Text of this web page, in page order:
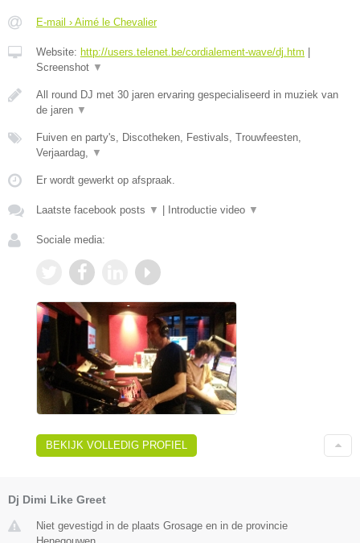
E-mail › Aimé le Chevalier
Website: http://users.telenet.be/cordialement-wave/dj.htm
Screenshot ▼
All round DJ met 30 jaren ervaring gespecialiseerd in muziek van
de jaren ▼
Fuiven en party's, Discotheken, Festivals, Trouwfeesten,
Verjaardag, ▼
Er wordt gewerkt op afspraak.
Laatste facebook posts ▼ Introductie video ▼
Sociale media:
BEKIJK VOLLEDIG PROFIEL
Dj Dimi Like Greet
Niet gevestigd in de plaats Grosage en in de provincie